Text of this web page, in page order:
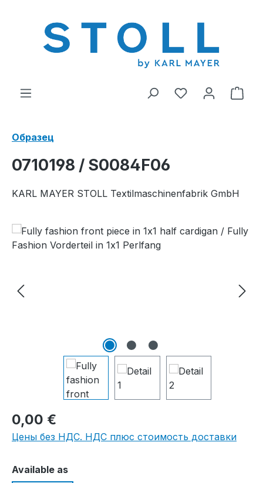
У вас есть В
Образец
0710198 / S0084F06
KARL MAYER STOLL Textilmaschinenfabrik GmbH
Пропустить галерею изображений
0,00 €
Цены без НДС. НДС плюс стоимость доставки
Выберите
Available as